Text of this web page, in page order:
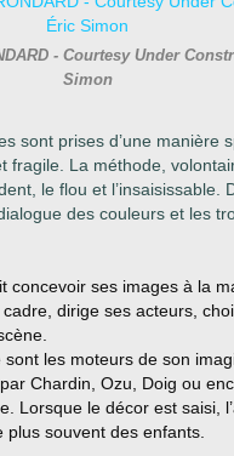
- Courtesy Under
Simon
sont prises d’une manière
fragile. La méthode,
le flou et l’insaisissable.
des couleurs et les
concevoir ses images à la
dirige ses acteurs,
sont les moteurs de son
Chardin, Ozu, Doig ou
Lorsque le décor est saisi,
plus souvent des enfants.